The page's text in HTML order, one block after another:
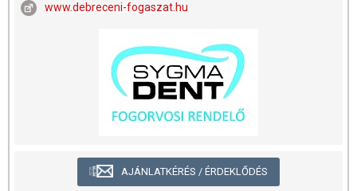
www.debreceni-fogaszat.hu
AJÁNLATKÉRÉS / ÉRDEKLŐDÉS